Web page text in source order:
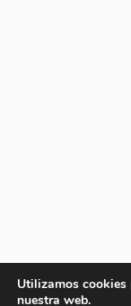
Utilizamos cookies
nuestra web.